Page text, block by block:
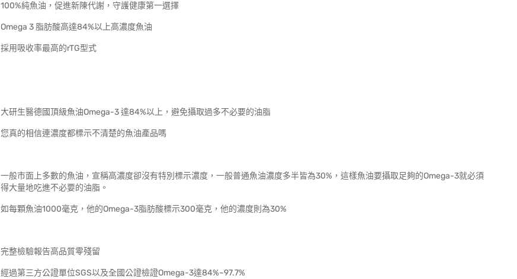
100%純魚油，促進新陳代謝，守護健康第一選擇
Omega 3 脂肪酸高達84%以上高濃度魚油
採用吸收率最高的rTG型式
大研生醫德國頂級魚油Omega-3 達84%以上，避免攝取過多不必要的油脂
您真的相信連濃度都標示不清楚的魚油產品嗎
一般市面上多數的魚油，宣稱高濃度卻沒有特別標示濃度，一般普通魚油濃度多半皆為30%，這樣魚油要攝取足夠的Omega-3就必須
得大量地吃進不必要的油脂。
如每顆魚油1000毫克，他的Omega-3脂肪酸標示300毫克，他的濃度則為30%
完整檢驗報告高品質零殘留
經過第三方公證單位SGS以及全國公證檢證Omega-3達84%~97.7%